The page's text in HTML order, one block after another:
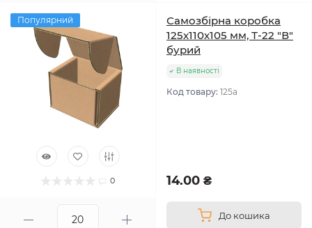
Популярний
0
Самозбірна коробка
125х110х105 мм, Т-22 "В"
бурий
В наявності
Код товару: 125а
14.00 ₴
До кошика